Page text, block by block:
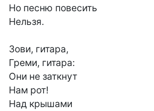
Но песню повесить
Нельзя.
Зови, гитара,
Греми, гитара:
Они не заткнут
Нам рот!
Над крышами